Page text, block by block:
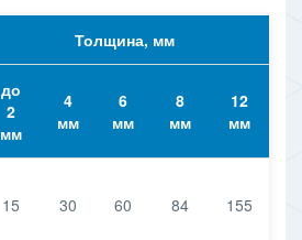
Толщина, мм
до
2
мм
4
мм
6
мм
8
мм
12
мм
15 30 60 84 155